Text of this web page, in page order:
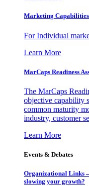
Marketing
For Individual
Learn More
MarCaps Readiness
The MarCaps
objective capability
common maturity
industry, customer
Learn More
Events & Debates
Organizational Links
slowing your growth?